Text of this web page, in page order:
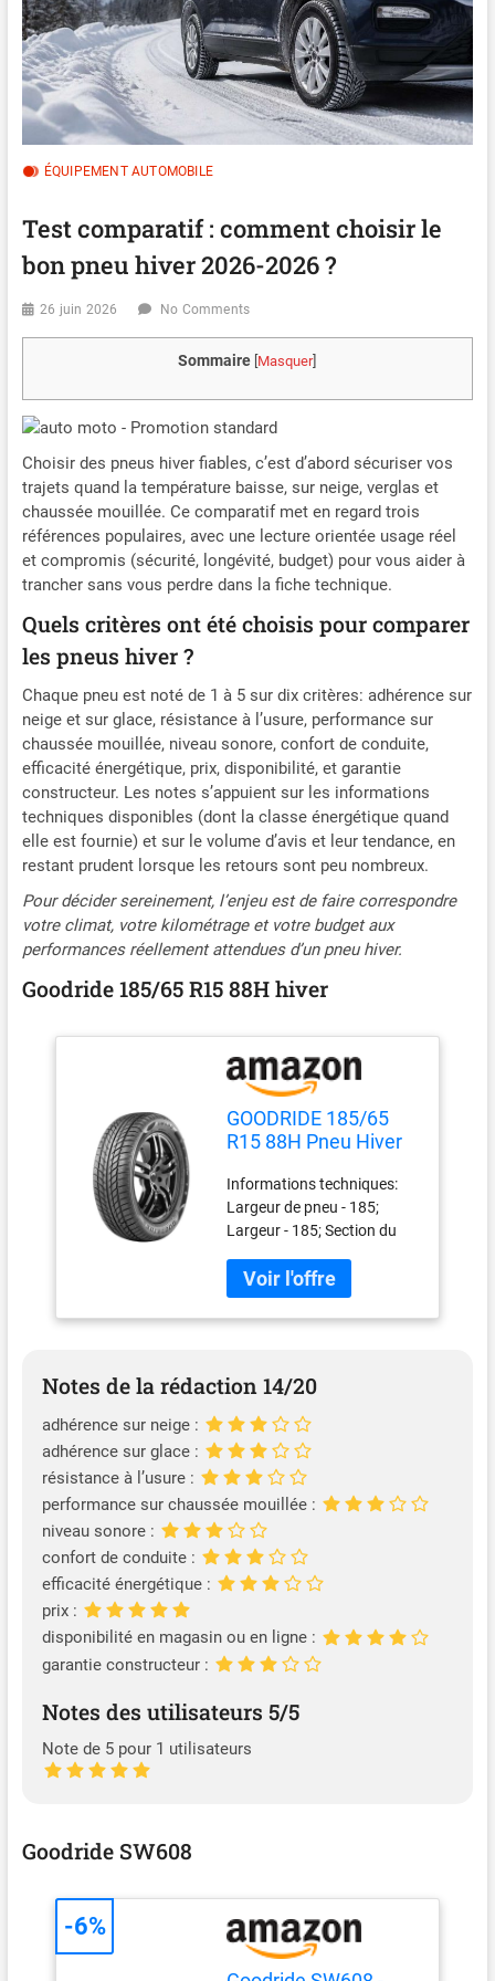
ÉQUIPEMENT AUTOMOBILE
Test comparatif : comment choisir le
bon pneu hiver 2026-2026 ?
26 juin 2026 No Comments
Sommaire Masquer]
Choisir des pneus hiver fiables, c’est d’abord sécuriser vos
trajets quand la température baisse, sur neige, verglas et
chaussée mouillée. Ce comparatif met en regard trois
références populaires, avec une lecture orientée usage réel
et compromis (sécurité, longévité, budget) pour vous aider à
trancher sans vous perdre dans la fiche technique.
Quels critères ont été choisis pour comparer
les pneus hiver ?
Chaque pneu est noté de 1 à 5 sur dix critères: adhérence sur
neige et sur glace, résistance à l’usure, performance sur
chaussée mouillée, niveau sonore, confort de conduite,
efficacité énergétique, prix, disponibilité, et garantie
constructeur. Les notes s’appuient sur les informations
techniques disponibles (dont la classe énergétique quand
elle est fournie) et sur le volume d’avis et leur tendance, en
restant prudent lorsque les retours sont peu nombreux.
Pour décider sereinement, l’enjeu est de faire correspondre
votre climat, votre kilométrage et votre budget aux
performances réellement attendues d’un pneu hiver.
Goodride 185/65 R15 88H hiver
GOODRIDE 185/65
R15 88H Pneu Hiver
RENAULT Clio 3 3/5
portes BR0/1, CR0/1
Clio 2 3/5 portes BB,
CB, BB0/1/2,
CB0/1/2, PEUGEOT
207 3/5 portes WA,
WC, AUDI
Informations techniques:
Largeur de pneu - 185;
Largeur - 185; Section du
Type - R; Type - r;
Dimensions du pneu - 15;
Diamètre - 15; Indice de
vitesse - H; Indice de vitesse
- h; Groupe - PKW; Type -
pkw; Saison - Wi; Saison -
wi; Adhérence sur sol
mouillé - C; Efficacité
énergétique - C; Niveau de
pression acoustique [dB] -
71; Niveau d'émission
sonore - B; Tailles de pneus -
458370; Adhérence sur la
neige - 1; M+S - Oui
Vérification rapide de la
ouvrable : vous n'êtes pas
sûr que la pièce automobile
vous donnera une réponse
dans un délai d'un jour
ouvrable! Compatible avec:
RENAULT CLIO III
Notes de la rédaction 14/20
adhérence sur neige :
adhérence sur glace :
résistance à l’usure :
performance sur chaussée mouillée :
niveau sonore :
confort de conduite :
efficacité énergétique :
prix :
disponibilité en magasin ou en ligne :
garantie constructeur :
Notes des utilisateurs 5/5
Note de 5 pour 1 utilisateurs
Goodride SW608
-6%